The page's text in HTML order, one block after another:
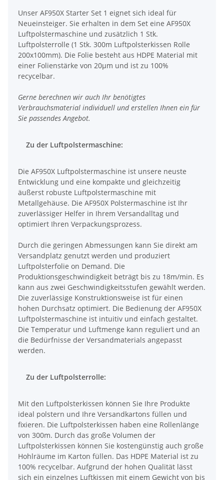
Unser AF950X Starter Set 1 eignet sich ideal für
Neueinsteiger. Sie erhalten in dem Set eine AF950X
Luftpolstermaschine und zusätzlich 1 Stk.
Luftpolsterrolle (1 Stk. 300m Luftpolsterkissen Rolle
200x100mm). Die Folie besteht aus HDPE Material mit
einer Folienstärke von 20µm und ist zu 100%
recycelbar.
Gerne berechnen wir auch Ihr benötigtes
Verbrauchsmaterial individuell und erstellen Ihnen ein für
Sie passendes Angebot.
Zu der Luftpolstermaschine:
Die AF950X Luftpolstermaschine ist unsere neuste
Entwicklung und eine kompakte und gleichzeitig
äußerst robuste Luftpolstermaschine mit
Metallgehäuse. Die AF950X Polstermaschine ist Ihr
zuverlässiger Helfer in Ihrem Versandalltag und
optimiert Ihren Verpackungsprozess.
Durch die geringen Abmessungen kann Sie direkt am
Versandplatz genutzt werden und produziert
Luftpolsterfolie on Demand. Die
Produktionsgeschwindigkeit beträgt bis zu 18m/min. Es
kann aus zwei Geschwindigkeitsstufen gewählt werden.
Die zuverlässige Konstruktionsweise ist für einen
hohen Durchsatz optimiert. Die Bedienung der AF950X
Luftpolstermaschine ist intuitiv und einfach gestaltet.
Die Temperatur und Luftmenge kann reguliert und an
die Bedürfnisse der Versandmaterials angepasst
werden.
Zu der Luftpolsterrolle:
Mit den Luftpolsterkissen können Sie Ihre Produkte
ideal polstern und Ihre Versandkartons füllen und
fixieren. Die Luftpolsterkissen haben eine Rollenlänge
von 300m. Durch das große Volumen der
Luftpolsterkissen können Sie kostengünstig auch große
Hohlräume im Karton füllen. Das HDPE Material ist zu
100% recycelbar. Aufgrund der hohen Qualität lässt
sich ein einzelnes Luftkissen mit einem Gewicht von bis